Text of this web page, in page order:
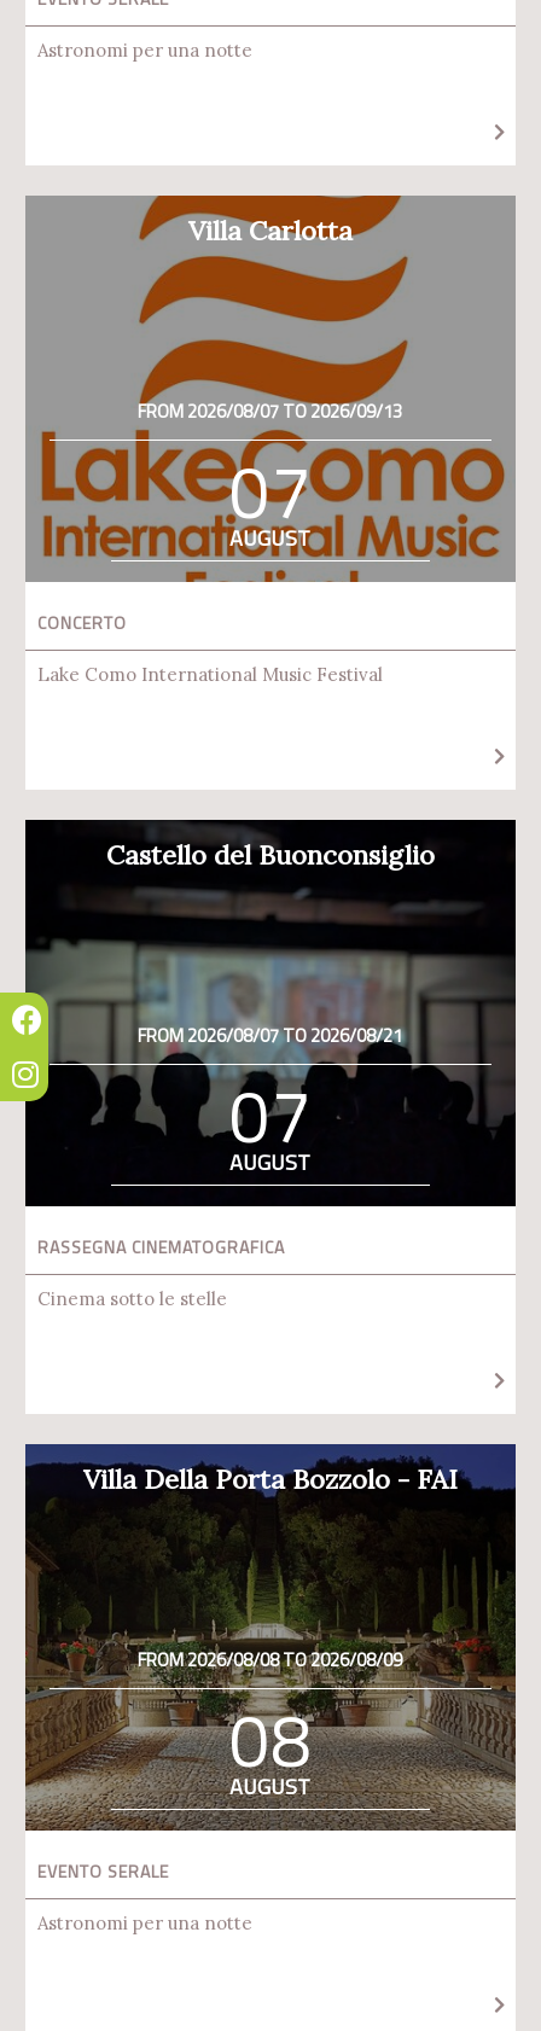
Astronomi per una notte
Villa Carlotta
FROM 2026/08/07 TO 2026/09/13
07
AUGUST
CONCERTO
Lake Como International Music Festival
Castello del Buonconsiglio
FROM 2026/08/07 TO 2026/08/21
07
AUGUST
RASSEGNA CINEMATOGRAFICA
Cinema sotto le stelle
Villa Della Porta Bozzolo - FAI
FROM 2026/08/08 TO 2026/08/09
08
AUGUST
EVENTO SERALE
Astronomi per una notte